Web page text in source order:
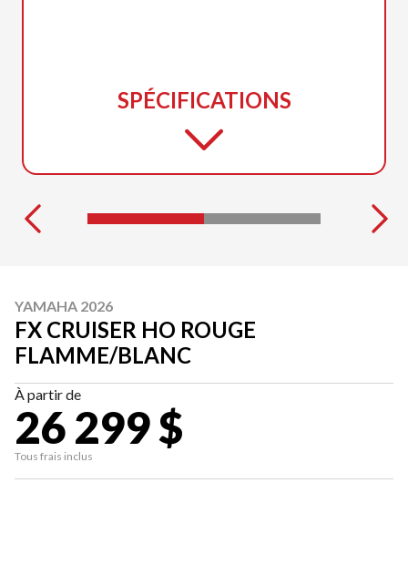
SPÉCIFICATIONS
YAMAHA 2026
FX CRUISER HO ROUGE
FLAMME/BLANC
À partir de
26 299 $
Tous frais inclus